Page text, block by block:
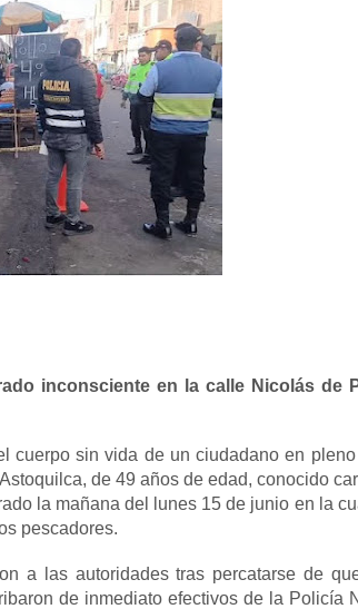
inconsciente en la calle Nicolás de
cuerpo sin vida de un ciudadano en
de 49 años de edad, conocido
la mañana del lunes 15 de junio en la
pescadores.
a las autoridades tras percatarse de
de inmediato efectivos de la Policía